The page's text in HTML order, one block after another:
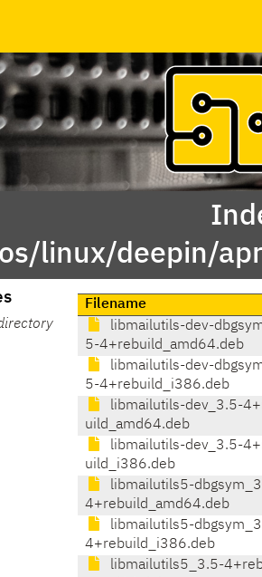
linux/deepin/
Filename
libmailutils-dev-
5-4+rebuild_amd64.deb
libmailutils-dev-
5-4+rebuild_i386.deb
libmailutils-dev_3.5-
uild_amd64.deb
libmailutils-dev_3.5-
uild_i386.deb
libmailutils5-
4+rebuild_amd64.deb
libmailutils5-
4+rebuild_i386.deb
libmailutils5_3.5-